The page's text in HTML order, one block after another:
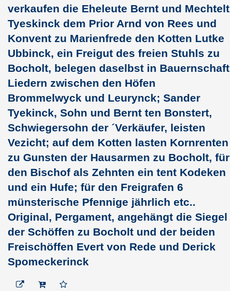
(3) Vor den Schöffen Wilhelm
Holeweyhe und Heinrich von
verkauft Wilhelm ...
(4) Robert van Burze, Pfarrer
zu Wüllen vertauscht mit
Eigenhörige, welc...
(5) Wolter von Baerle, des
verstorbenen Hirik Sohn,
Arendt eine Gült...
(6) Bernt Crechtinde belegt
den Symon Kale mit dem
Dingden und Brünen...
(7) Die Brüder Wolter und
Arnd van Baerle verkaufen
Gorwyn van Lembette ihren
Hof Ther Pariche be...
(8) Johann, des Otto
Bluemen Sohn, bekundet
verkaufen die Eheleute Bernt und Mechtelt
Tyeskinck dem Prior Arnd von Rees und
Konvent zu Marienfrede den Kotten Lutke
Ubbinck, ein Freigut des freien Stuhls zu
Bocholt, belegen daselbst in Bauernschaft
Liedern zwischen den Höfen
Brommelwyck und Leurynck; Sander
Tyekinck, Sohn und Bernt ten Bonstert,
Schwiegersohn der ´Verkäufer, leisten
Vezicht; auf dem Kotten lasten Kornrenten
zu Gunsten der Hausarmen zu Bocholt, für
den Bischof als Zehnten ein tent Kodeken
und ein Hufe; für den Freigrafen 6
münsterische Pfennige jährlich etc..
Original, Pergament, angehängt die Siegel
der Schöffen zu Bocholt und der beiden
Freischöffen Evert von Rede und Derick
Spomeckerinck